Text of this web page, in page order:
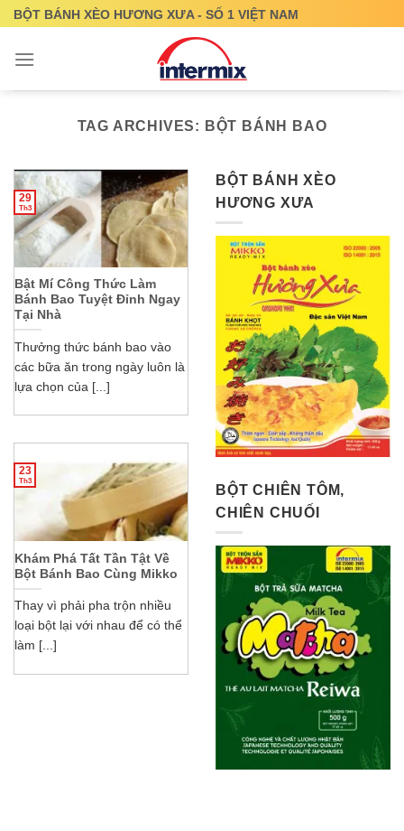
Skip
content
BỘT BÁNH XÈO HƯƠNG XƯA - SỐ 1 VIỆT NAM
TAG ARCHIVES: BỘT BÁNH BAO
Bật Mí Công Thức Làm
Bánh Bao Tuyệt Đỉnh Ngay
Tại Nhà
Thưởng thức bánh bao vào
các bữa ăn trong ngày luôn là
lựa chọn của [...]
29
Th3
Khám Phá Tất Tần Tật Về
Bột Bánh Bao Cùng Mikko
Thay vì phải pha trộn nhiều
loại bột lại với nhau để có thể
làm [...]
23
Th3
BỘT BÁNH XÈO
HƯƠNG XƯA
BỘT CHIÊN TÔM,
CHIÊN CHUỐI